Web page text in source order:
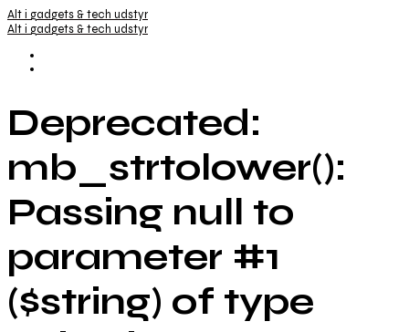
Alt i gadgets & tech udstyr
Alt i gadgets & tech udstyr
Deprecated:
mb_strtolower():
Passing null to
parameter #1
($string) of type